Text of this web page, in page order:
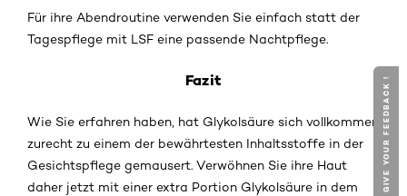
Für ihre Abendroutine verwenden Sie einfach statt der
Tagespflege mit LSF eine passende Nachtpflege.
Fazit
Wie Sie erfahren haben, hat Glykolsäure sich vollkommen
zurecht zu einem der bewährtesten Inhaltsstoffe in der
Gesichtspflege gemausert. Verwöhnen Sie ihre Haut
daher jetzt mit einer extra Portion Glykolsäure in dem
GIVE YOUR FEEDBACK !